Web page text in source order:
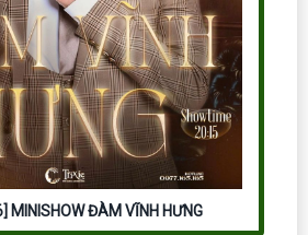
MINISHOW ĐÀM VĨNH HƯNG